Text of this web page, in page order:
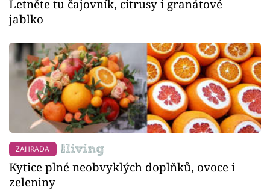
Letněte tu čajovník, citrusy i granátové
jablko
ZAHRADA
Kytice plné neobvyklých doplňků, ovoce i
zeleniny